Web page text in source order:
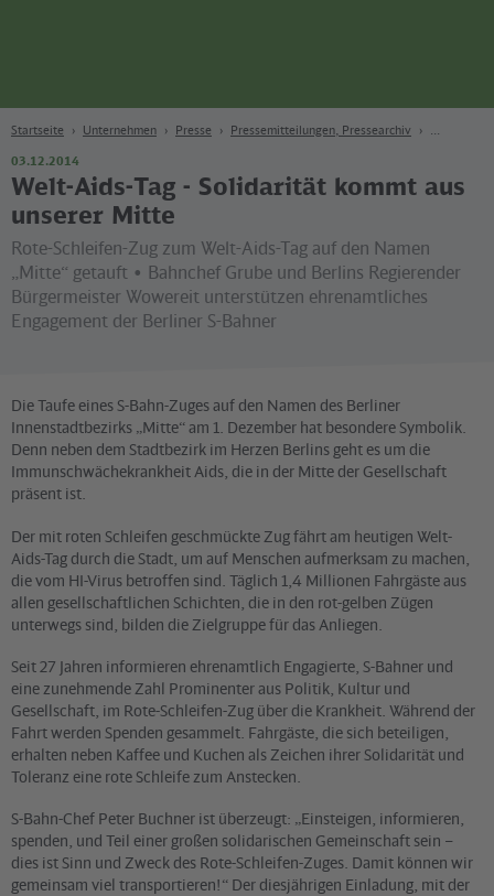
Startseite Unternehmen Presse Pressemitteilungen, Pressearchiv
03.12.2014
Welt-Aids-Tag - Solidarität kommt aus
unserer Mitte
Rote-Schleifen-Zug zum Welt-Aids-Tag auf den Namen
„Mitte“ getauft • Bahnchef Grube und Berlins Regierender
Bürgermeister Wowereit unterstützen ehrenamtliches
Engagement der Berliner S-Bahner
Die Taufe eines S-Bahn-Zuges auf den Namen des Berliner
Innenstadtbezirks „Mitte“ am 1. Dezember hat besondere Symbolik.
Denn neben dem Stadtbezirk im Herzen Berlins geht es um die
Immunschwächekrankheit Aids, die in der Mitte der Gesellschaft
präsent ist.
Der mit roten Schleifen geschmückte Zug fährt am heutigen Welt-
Aids-Tag durch die Stadt, um auf Menschen aufmerksam zu machen,
die vom HI-Virus betroffen sind. Täglich 1,4 Millionen Fahrgäste aus
allen gesellschaftlichen Schichten, die in den rot-gelben Zügen
unterwegs sind, bilden die Zielgruppe für das Anliegen.
Seit 27 Jahren informieren ehrenamtlich Engagierte, S-Bahner und
eine zunehmende Zahl Prominenter aus Politik, Kultur und
Gesellschaft, im Rote-Schleifen-Zug über die Krankheit. Während der
Fahrt werden Spenden gesammelt. Fahrgäste, die sich beteiligen,
erhalten neben Kaffee und Kuchen als Zeichen ihrer Solidarität und
Toleranz eine rote Schleife zum Anstecken.
S-Bahn-Chef Peter Buchner ist überzeugt: „Einsteigen, informieren,
spenden, und Teil einer großen solidarischen Gemeinschaft sein –
dies ist Sinn und Zweck des Rote-Schleifen-Zuges. Damit können wir
gemeinsam viel transportieren!“ Der diesjährigen Einladung, mit der